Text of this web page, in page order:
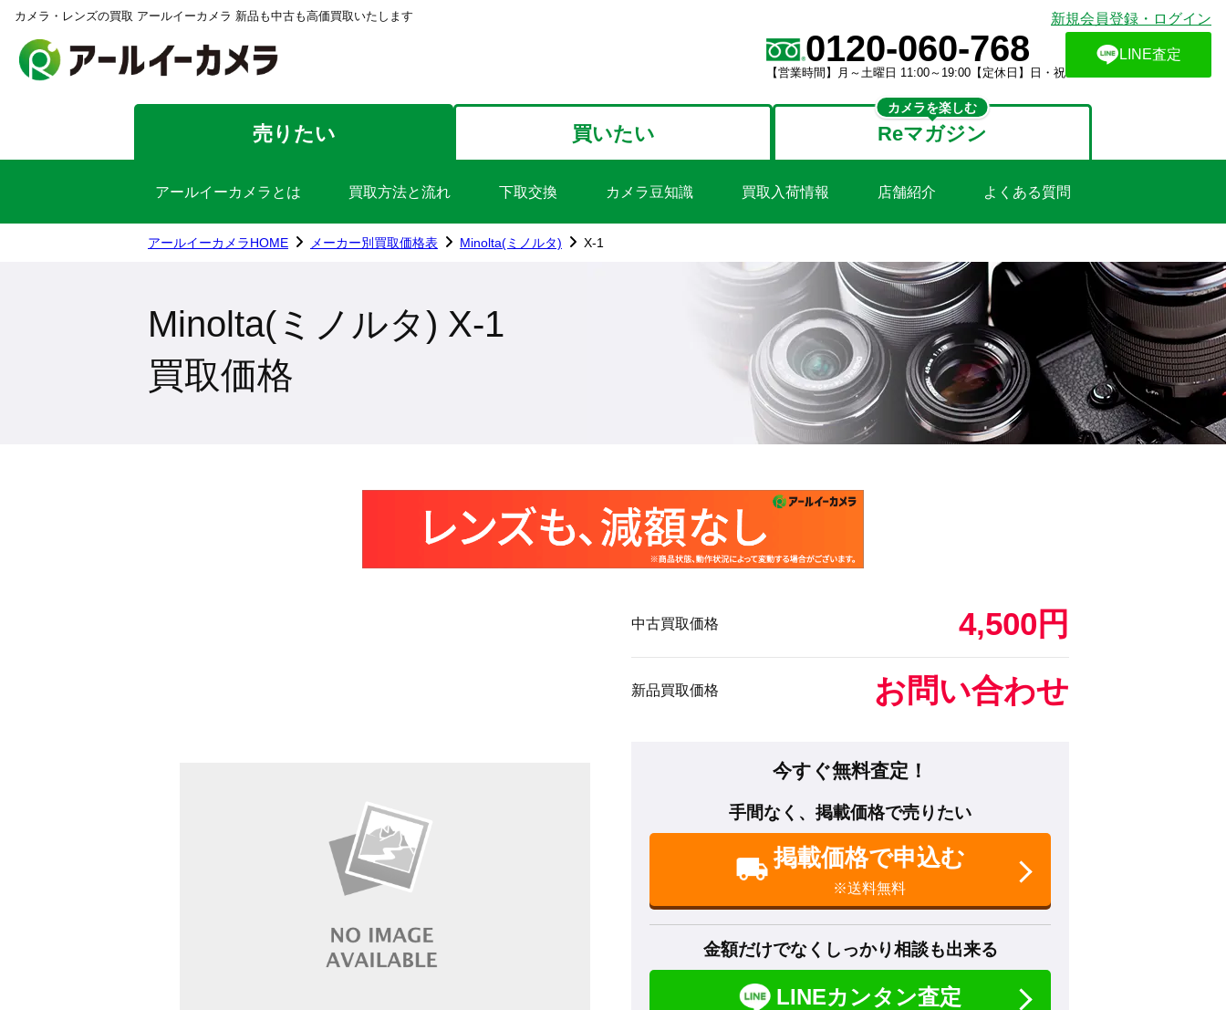
カメラ・レンズの買取 アールイーカメラ 新品も中古も高価買取いたします 新規会員登録・ログイン
0120-060-768
【営業時間】月～土曜日 11:00～19:00【定休日】日・祝
LINE査定
売りたい 買いたい Reマガジン
カメラを楽しむ
アールイーカメラとは 買取方法と流れ 下取交換 カメラ豆知識 買取入荷情報 店舗紹介 よくある質問
アールイーカメラHOME メーカー別買取価格表 Minolta(ミノルタ) X-1
Minolta(ミノルタ) X-1
買取価格
中古買取価格 4,500円
新品買取価格 お問い合わせ
今すぐ無料査定！
手間なく、掲載価格で売りたい
掲載価格で申込む
※送料無料
金額だけでなくしっかり相談も出来る
LINEカンタン査定